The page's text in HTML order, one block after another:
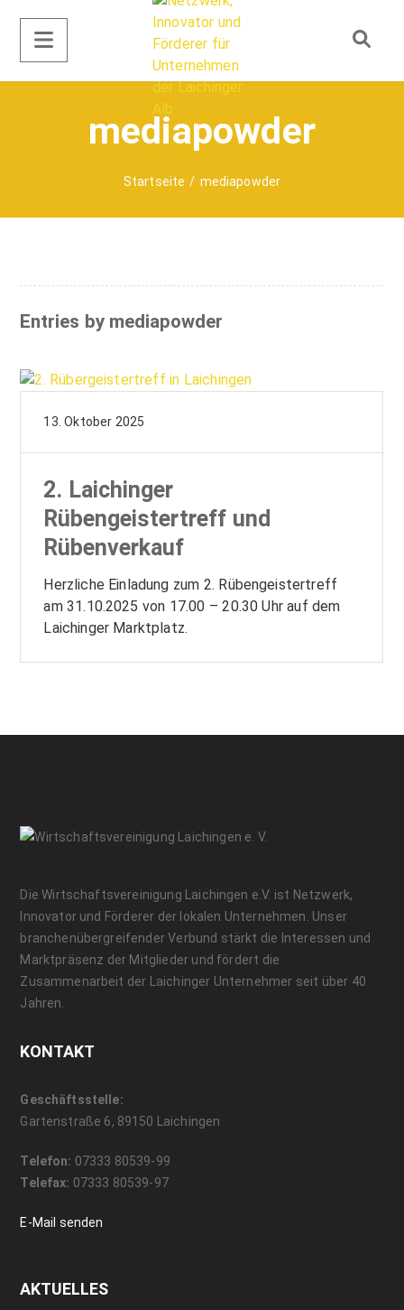
mediapowder
Startseite / mediapowder
Entries by mediapowder
13. Oktober 2025
2. Laichinger
Rübengeistertreff und
Rübenverkauf
Herzliche Einladung zum 2. Rübengeistertreff
am 31.10.2025 von 17.00 – 20.30 Uhr auf dem
Laichinger Marktplatz.
Die Wirtschaftsvereinigung Laichingen e.V. ist Netzwerk,
Innovator und Förderer der lokalen Unternehmen. Unser
branchenübergreifender Verbund stärkt die Interessen und
Marktpräsenz der Mitglieder und fördert die
Zusammenarbeit der Laichinger Unternehmer seit über 40
Jahren.
KONTAKT
Geschäftsstelle:
Gartenstraße 6, 89150 Laichingen
Telefon: 07333 80539-99
Telefax: 07333 80539-97
E-Mail senden
AKTUELLES